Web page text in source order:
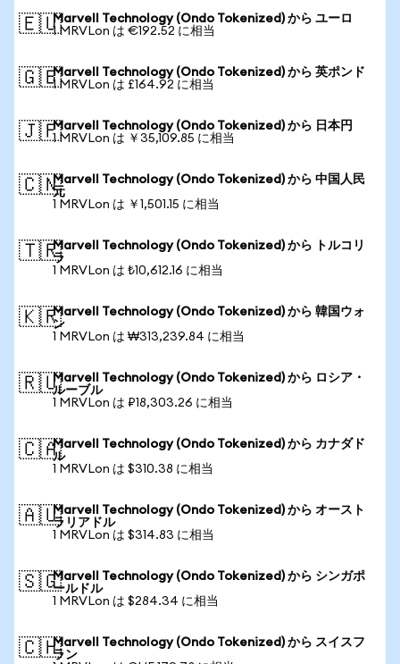
🇪🇺Marvell Technology (Ondo Tokenized) から ユーロ
1 MRVLon は €192.52 に相当
🇬🇧Marvell Technology (Ondo Tokenized) から 英ポンド
1 MRVLon は £164.92 に相当
🇯🇵Marvell Technology (Ondo Tokenized) から 日本円
1 MRVLon は ￥35,109.85 に相当
🇨🇳Marvell Technology (Ondo Tokenized) から 中国人民
元
1 MRVLon は ￥1,501.15 に相当
🇹🇷Marvell Technology (Ondo Tokenized) から トルコリ
ラ
1 MRVLon は ₺10,612.16 に相当
🇰🇷Marvell Technology (Ondo Tokenized) から 韓国ウォ
ン
1 MRVLon は ₩313,239.84 に相当
🇷🇺Marvell Technology (Ondo Tokenized) から ロシア・
ルーブル
1 MRVLon は ₽18,303.26 に相当
🇨🇦Marvell Technology (Ondo Tokenized) から カナダド
ル
1 MRVLon は $310.38 に相当
🇦🇺Marvell Technology (Ondo Tokenized) から オースト
ラリアドル
1 MRVLon は $314.83 に相当
🇸🇬Marvell Technology (Ondo Tokenized) から シンガポ
ールドル
1 MRVLon は $284.34 に相当
🇨🇭Marvell Technology (Ondo Tokenized) から スイスフ
ラン